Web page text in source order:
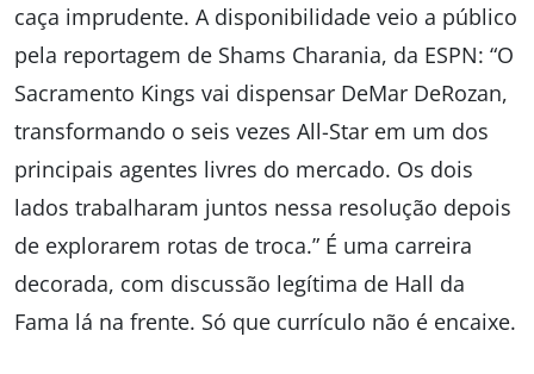
caça imprudente. A disponibilidade veio a público
pela reportagem de Shams Charania, da ESPN: “O
Sacramento Kings vai dispensar DeMar DeRozan,
transformando o seis vezes All-Star em um dos
principais agentes livres do mercado. Os dois
lados trabalharam juntos nessa resolução depois
de explorarem rotas de troca.” É uma carreira
decorada, com discussão legítima de Hall da
Fama lá na frente. Só que currículo não é encaixe.